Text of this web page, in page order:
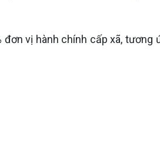
vị hành chính cấp xã,